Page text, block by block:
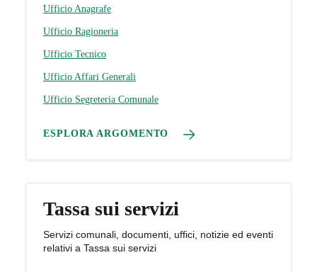
Ufficio Anagrafe
Ufficio Ragioneria
Ufficio Tecnico
Ufficio Affari Generali
Ufficio Segreteria Comunale
ESPLORA ARGOMENTO
Tassa sui servizi
Servizi comunali, documenti, uffici, notizie ed eventi
relativi a Tassa sui servizi